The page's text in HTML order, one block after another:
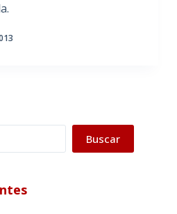
Buscar